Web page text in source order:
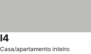
Casa/apartamento inteiro
l4